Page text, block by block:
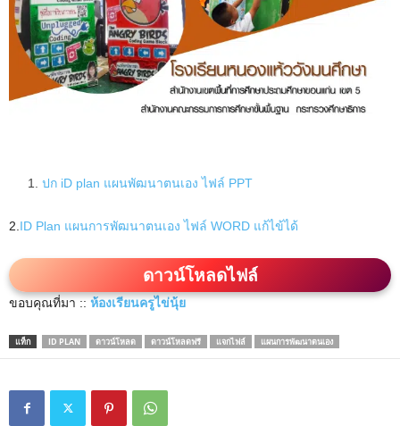
ปก iD plan แผนพัฒนาตนเอง ไฟล์ PPT
2. ID Plan แผนการพัฒนาตนเอง ไฟล์ WORD แก้ไข้ได้
ดาวน์โหลดไฟล์
ขอบคุณที่มา :: ห้องเรียนครูไข่นุ้ย
แท็ก ID PLAN ดาวน์โหลด ดาวน์โหลดฟรี แจกไฟล์ แผนการพัฒนาตนเอง